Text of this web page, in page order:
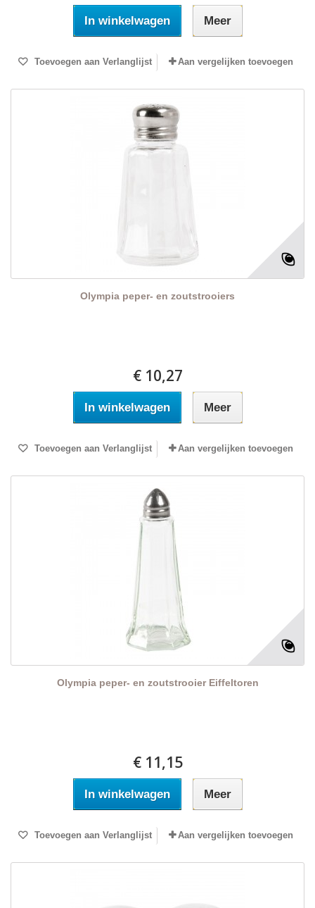
In winkelwagen Meer
Toevoegen aan Verlanglijst Aan vergelijken toevoegen
Olympia peper- en zoutstrooiers
€ 10,27
In winkelwagen Meer
Toevoegen aan Verlanglijst Aan vergelijken toevoegen
Olympia peper- en zoutstrooier Eiffeltoren
€ 11,15
In winkelwagen Meer
Toevoegen aan Verlanglijst Aan vergelijken toevoegen